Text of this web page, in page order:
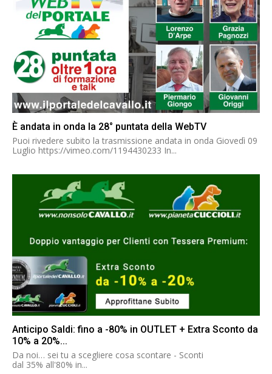
È andata in onda la 28° puntata della WebTV
Puoi rivedere subito la trasmissione andata in onda Giovedì 09
Luglio https://vimeo.com/1194430233 In...
Anticipo Saldi: fino a -80% in OUTLET + Extra Sconto da
10% a 20%...
Da noi… sei tu a scegliere cosa scontare - Sconti
dal 35% all'80% in...